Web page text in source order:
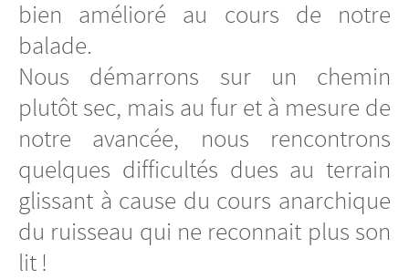
bien amélioré au cours de notre
balade.
Nous démarrons sur un chemin
plutôt sec, mais au fur et à mesure de
notre avancée, nous rencontrons
quelques difficultés dues au terrain
glissant à cause du cours anarchique
du ruisseau qui ne reconnait plus son
lit !